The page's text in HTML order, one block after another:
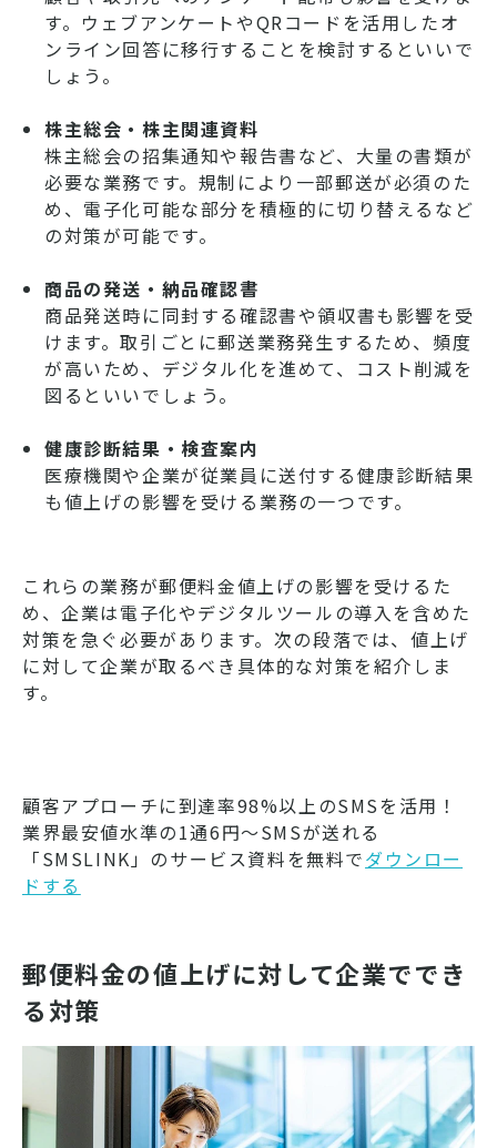
す。ウェブアンケートやQRコードを活用したオ
ンライン回答に移行することを検討するといいで
しょう。
株主総会・株主関連資料
株主総会の招集通知や報告書など、大量の書類が
必要な業務です。規制により一部郵送が必須のた
め、電子化可能な部分を積極的に切り替えるなど
の対策が可能です。
商品の発送・納品確認書
商品発送時に同封する確認書や領収書も影響を受
けます。取引ごとに郵送業務発生するため、頻度
が高いため、デジタル化を進めて、コスト削減を
図るといいでしょう。
健康診断結果・検査案内
医療機関や企業が従業員に送付する健康診断結果
も値上げの影響を受ける業務の一つです。
これらの業務が郵便料金値上げの影響を受けるた
め、企業は電子化やデジタルツールの導入を含めた
対策を急ぐ必要があります。次の段落では、値上げ
に対して企業が取るべき具体的な対策を紹介しま
す。
顧客アプローチに到達率98%以上のSMSを活用！
業界最安値水準の1通6円～SMSが送れる
「SMSLINK」のサービス資料を無料でダウンロー
ドする
郵便料金の値上げに対して企業ででき
る対策